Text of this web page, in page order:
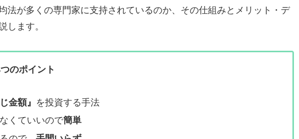
法が多くの専門家に支持されているのか、その仕組みとメリット・デ
します。
のポイント
金額』 を投資する手法
くていいので簡単